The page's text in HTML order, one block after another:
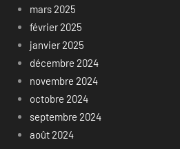
mars 2025
février 2025
janvier 2025
décembre 2024
novembre 2024
octobre 2024
septembre 2024
août 2024